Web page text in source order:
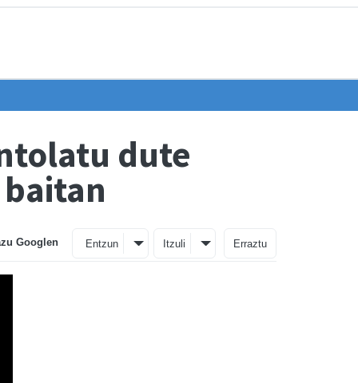
dute
Googlen Entzun Itzuli Erraztu